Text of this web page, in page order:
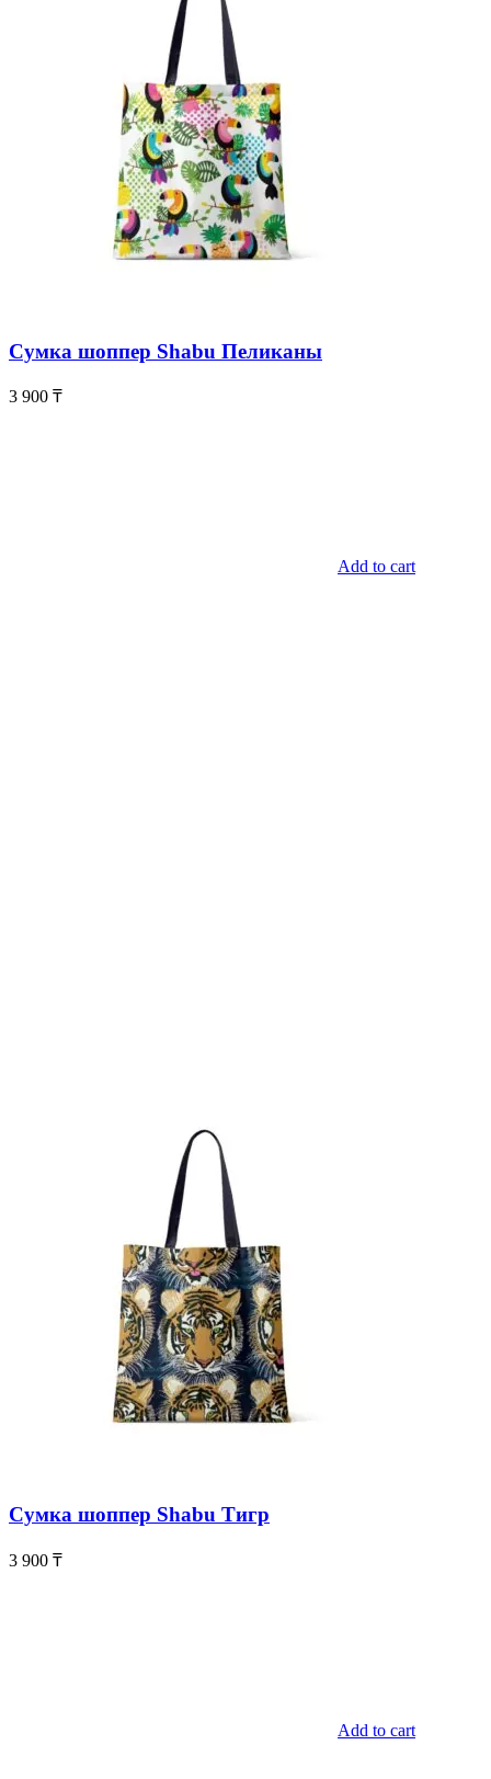
Сумка шоппер Shabu Пеликаны
3 900 ₸
Add to cart
Сумка шоппер Shabu Тигр
3 900 ₸
Add to cart